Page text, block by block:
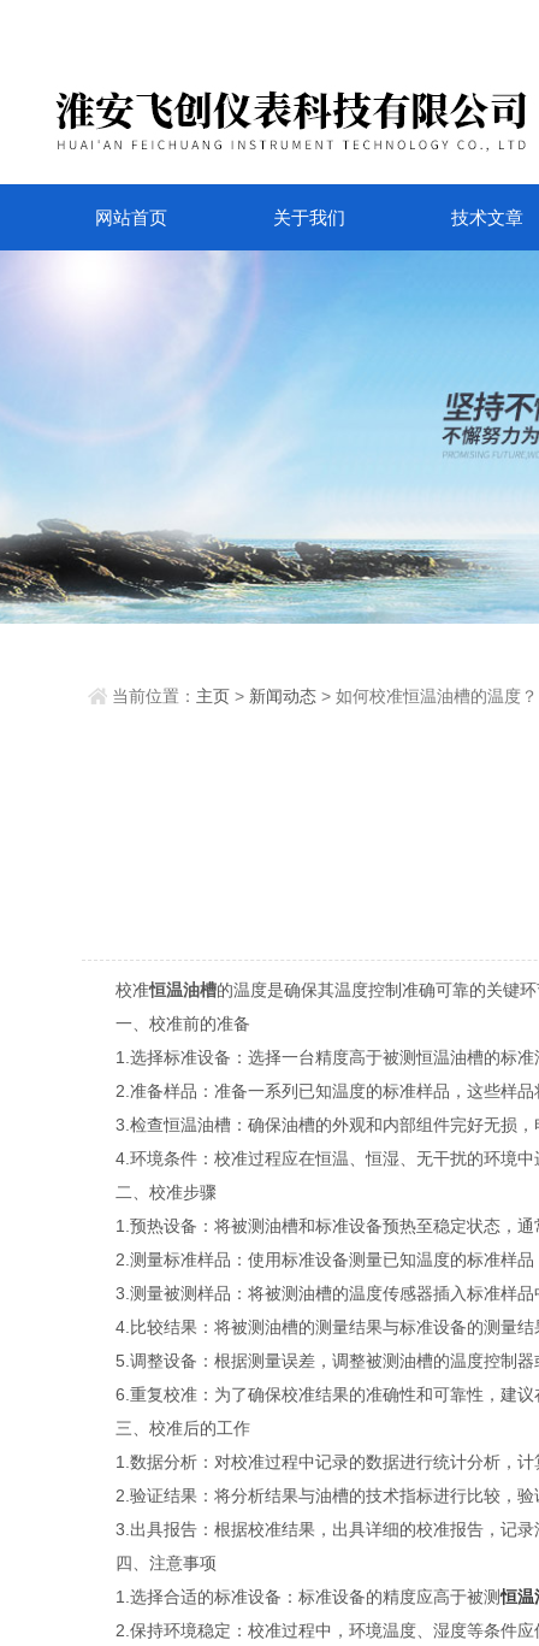
网站首页 关于我们 技术文章
当前位置： 主页> 新闻动态> 如何校准恒温油槽的温度？
校准恒温油槽的温度是确保其温度控制准确可靠的关键
一、校准前的准备
1.选择标准设备：选择一台精度高于被测恒温油槽的标准
2.准备样品：准备一系列已知温度的标准样品，这些样品
3.检查恒温油槽：确保油槽的外观和内部组件完好无损，
4.环境条件：校准过程应在恒温、恒湿、无干扰的环境中
二、校准步骤
1.预热设备：将被测油槽和标准设备预热至稳定状态，通
2.测量标准样品：使用标准设备测量已知温度的标准样品
3.测量被测样品：将被测油槽的温度传感器插入标准样品
4.比较结果：将被测油槽的测量结果与标准设备的测量结
5.调整设备：根据测量误差，调整被测油槽的温度控制器
6.重复校准：为了确保校准结果的准确性和可靠性，建议
三、校准后的工作
1.数据分析：对校准过程中记录的数据进行统计分析，计
2.验证结果：将分析结果与油槽的技术指标进行比较，验
3.出具报告：根据校准结果，出具详细的校准报告，记录
四、注意事项
1.选择合适的标准设备：标准设备的精度应高于被测恒温
2.保持环境稳定：校准过程中，环境温度、湿度等条件应